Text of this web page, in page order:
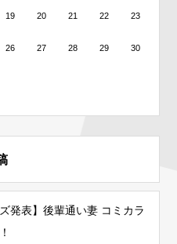
19 20 21 22 23
26 27 28 29 30
発表】後輩通い妻 コミカラ